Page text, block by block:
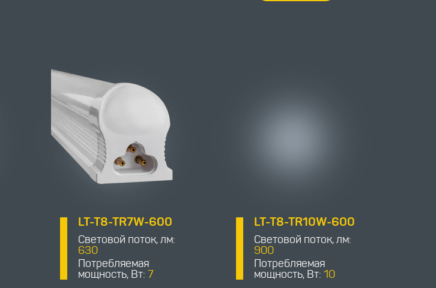
LT-T8-TR7W-600
Световой поток, лм:
630
Потребляемая
мощность, Вт:7
LT-T8-TR10W-600
Световой поток, лм:
900
Потребляемая
мощность, Вт: 10